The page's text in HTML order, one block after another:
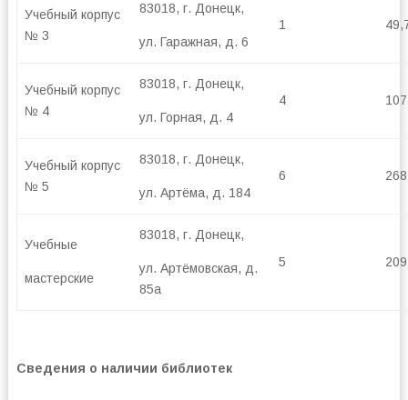
Учебный корпус
№ 3
83018, г. Донецк,
ул. Гаражная, д. 6
1
Учебный корпус
№ 4
83018, г. Донецк,
ул. Горная, д. 4
4
Учебный корпус
№ 5
83018, г. Донецк,
ул. Артёма, д. 184
6
Учебные
мастерские
83018, г. Донецк,
ул. Артёмовская, д.
85а
5
Сведения о наличии библиотек